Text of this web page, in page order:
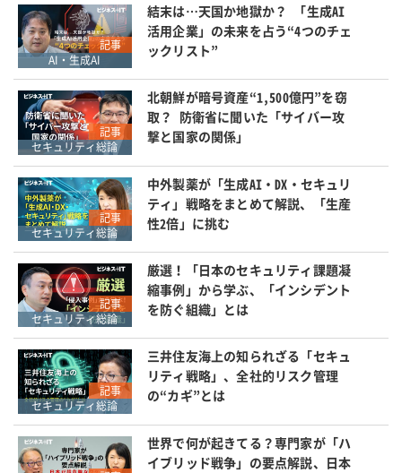
記事
AI・生成AI
結末は…天国か地獄か？ 「生成AI
活用企業」の未来を占う“4つのチェ
ックリスト”
記事
セキュリティ総論
北朝鮮が暗号資産“1,500億円”を窃
取？ 防衛省に聞いた「サイバー攻
撃と国家の関係」
記事
セキュリティ総論
中外製薬が「生成AI・DX・セキュリ
ティ」戦略をまとめて解説、「生産
性2倍」に挑む
記事
セキュリティ総論
厳選！「日本のセキュリティ課題凝
縮事例」から学ぶ、「インシデント
を防ぐ組織」とは
記事
セキュリティ総論
三井住友海上の知られざる「セキュ
リティ戦略」、全社的リスク管理
の“カギ”とは
世界で何が起きてる？専門家が「ハ
イブリッド戦争」の要点解説、日本